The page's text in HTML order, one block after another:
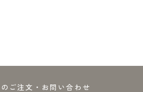
ご注文・お問い合わせ